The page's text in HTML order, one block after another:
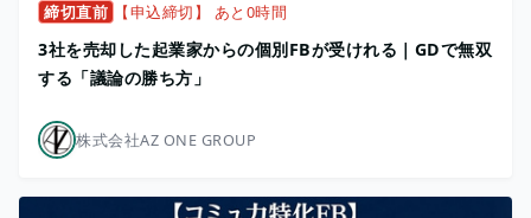
締切直前 【申込締切】 あと0時間
3社を売却した起業家からの個別FBが受けれる｜GDで無双
する「議論の勝ち方」
株式会社AZ ONE GROUP